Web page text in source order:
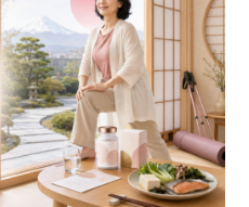
Viên uống hỗ trợ bền thành
mạch, ngừa tai biến Elastin Plus
& Nattokinase Hokoen 80 viên
0
980.000 đ